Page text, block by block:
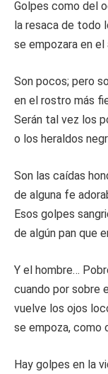
Golpes como del
la resaca de todo
se empozara en el
Son pocos; pero
en el rostro más
Serán tal vez los
o los heraldos
Son las caídas
de alguna fe
Esos golpes
de algún pan que
Y el hombre…
cuando por sobre
vuelve los ojos
se empoza, como
Hay golpes en la